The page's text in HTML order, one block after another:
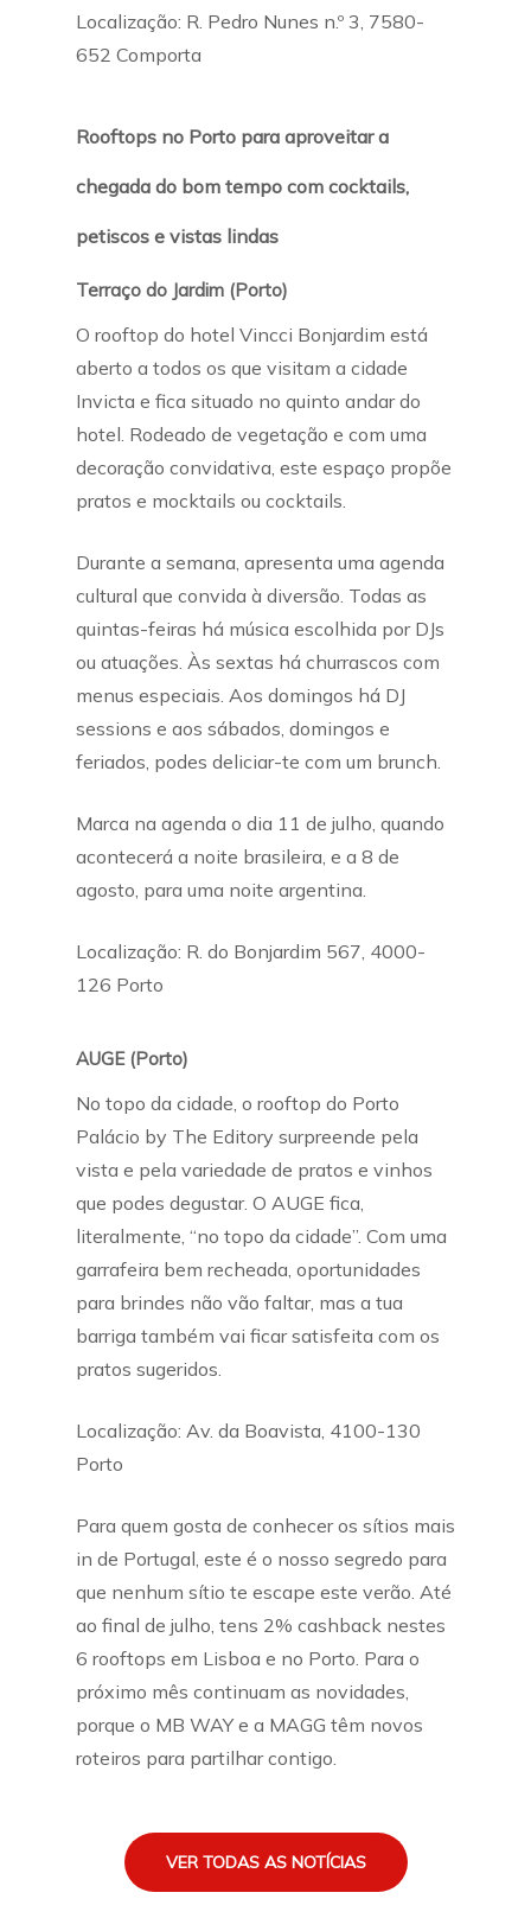
Localização: R. Pedro Nunes n.º 3, 7580-
652 Comporta
Rooftops no Porto para aproveitar a
chegada do bom tempo com cocktails,
petiscos e vistas lindas
Terraço do Jardim (Porto)
O rooftop do hotel Vincci Bonjardim está
aberto a todos os que visitam a cidade
Invicta e fica situado no quinto andar do
hotel. Rodeado de vegetação e com uma
decoração convidativa, este espaço propõe
pratos e mocktails ou cocktails.
Durante a semana, apresenta uma agenda
cultural que convida à diversão. Todas as
quintas-feiras há música escolhida por DJs
ou atuações. Às sextas há churrascos com
menus especiais. Aos domingos há DJ
sessions e aos sábados, domingos e
feriados, podes deliciar-te com um brunch.
Marca na agenda o dia 11 de julho, quando
acontecerá a noite brasileira, e a 8 de
agosto, para uma noite argentina.
Localização: R. do Bonjardim 567, 4000-
126 Porto
AUGE (Porto)
No topo da cidade, o rooftop do Porto
Palácio by The Editory surpreende pela
vista e pela variedade de pratos e vinhos
que podes degustar. O AUGE fica,
literalmente, “no topo da cidade”. Com uma
garrafeira bem recheada, oportunidades
para brindes não vão faltar, mas a tua
barriga também vai ficar satisfeita com os
pratos sugeridos.
Localização: Av. da Boavista, 4100-130
Porto
Para quem gosta de conhecer os sítios mais
in de Portugal, este é o nosso segredo para
que nenhum sítio te escape este verão. Até
ao final de julho, tens 2% cashback nestes
6 rooftops em Lisboa e no Porto. Para o
próximo mês continuam as novidades,
porque o MB WAY e a MAGG têm novos
roteiros para partilhar contigo.
VER TODAS AS NOTÍCIAS